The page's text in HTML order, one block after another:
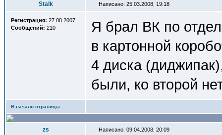
Stalk Написано: 25.03.2008, 19:18
Регистрация: 27.08.2007
Сообщений: 210
Я брал ВК по
в картонной
4 диска
были, ко второй
В начало страницы
zs Написано: 09.04.2008, 20:09